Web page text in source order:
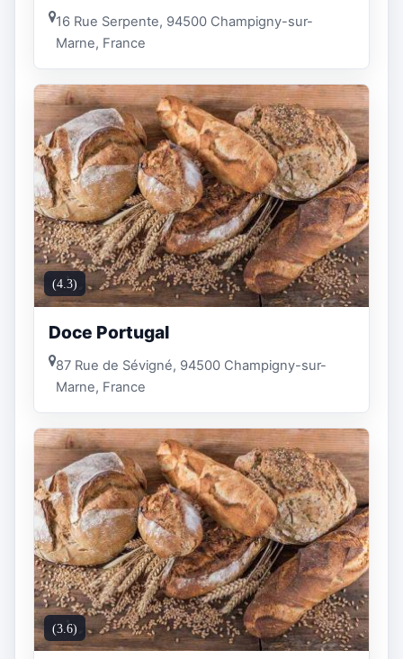
16 Rue Serpente, 94500 Champigny-sur-
Marne, France
(4.3)
Doce Portugal
87 Rue de Sévigné, 94500 Champigny-sur-
Marne, France
(3.6)